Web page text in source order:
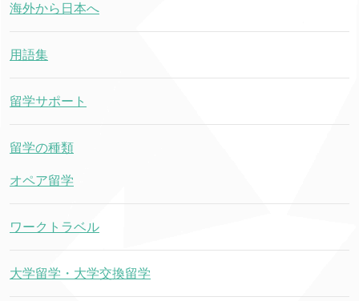
海外から日本へ
用語集
留学サポート
留学の種類
オペア留学
ワークトラベル
大学留学・大学交換留学